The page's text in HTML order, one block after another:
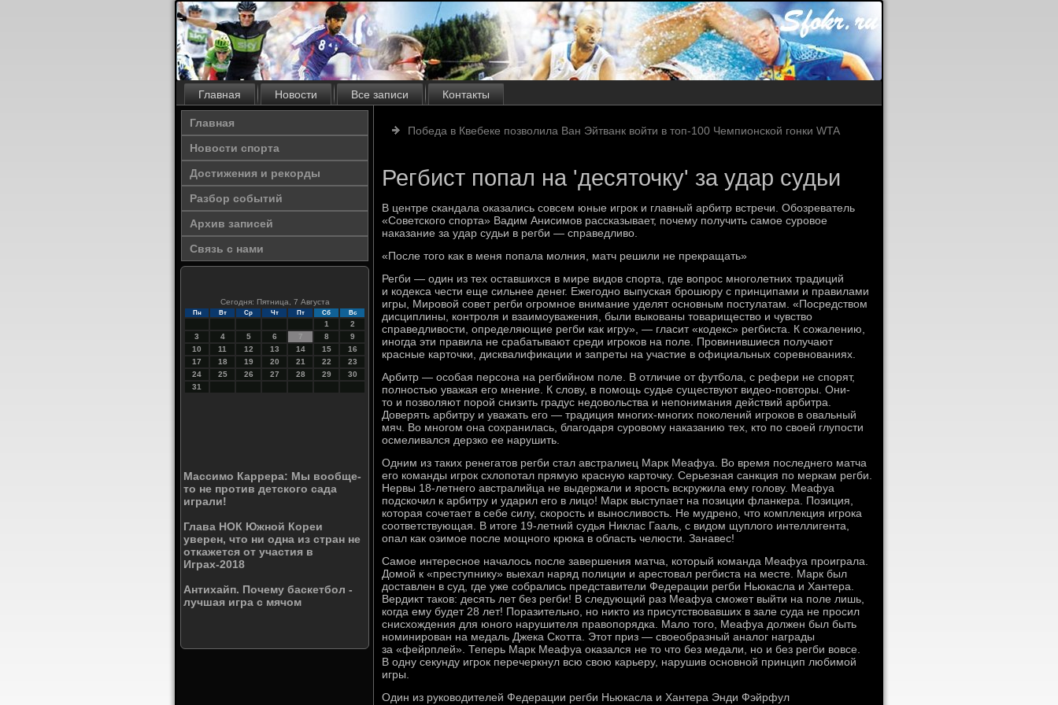
Главная Новости Все записи Контакты
Главная
Новости спорта
Достижения и рекорды
Разбор событий
Архив записей
Связь с нами
Сегодня: Пятница, 7 Августа
Пн Вт Ср Чт Пт Сб Вс
1
2
3
4 5 6 7 8
9
10
11 12 13 14 15
16
17
18 19 20 21 22
23
24
25 26 27 28 29
30
31
Массимо Каррера: Мы вообще-
то не против детского сада
играли!
Глава НОК Южной Кореи
уверен, что ни одна из стран не
откажется от участия в
Играх-2018
Антихайп. Почему баскетбол -
лучшая игра с мячом
Победа в Квебеке позволила Ван Эйтванк войти в топ-100 Чемпионской гонки WTA
Регбист попал на 'десяточку' за удар судьи
В центре скандала оказались совсем юные игрок и главный арбитр встречи. Обозреватель
«Советского спорта» Вадим Анисимов рассказывает, почему получить самое суровое
наказание за удар судьи в регби — справедливо.
«После того как в меня попала молния, матч решили не прекращать»
Регби — один из тех оставшихся в мире видов спорта, где вопрос многолетних традиций
и кодекса чести еще сильнее денег. Ежегодно выпуская брошюру с принципами и правилами
игры, Мировой совет регби огромное внимание уделят основным постулатам. «Посредством
дисциплины, контроля и взаимоуважения, были выкованы товарищество и чувство
справедливости, определяющие регби как игру», — гласит «кодекс» регбиста. К сожалению,
иногда эти правила не срабатывают среди игроков на поле. Провинившиеся получают
красные карточки, дисквалификации и запреты на участие в официальных соревнованиях.
Арбитр — особая персона на регбийном поле. В отличие от футбола, с рефери не спорят,
полностью уважая его мнение. К слову, в помощь судье существуют видео-повторы. Они-
то и позволяют порой снизить градус недовольства и непонимания действий арбитра.
Доверять арбитру и уважать его — традиция многих-многих поколений игроков в овальный
мяч. Во многом она сохранилась, благодаря суровому наказанию тех, кто по своей глупости
осмеливался дерзко ее нарушить.
Одним из таких ренегатов регби стал австралиец Марк Меафуа. Во время последнего матча
его команды игрок схлопотал прямую красную карточку. Серьезная санкция по меркам регби.
Нервы 18-летнего австралийца не выдержали и ярость вскружила ему голову. Меафуа
подскочил к арбитру и ударил его в лицо! Марк выступает на позиции фланкера. Позиция,
которая сочетает в себе силу, скорость и выносливость. Не мудрено, что комплекция игрока
соответствующая. В итоге 19-летний судья Никлас Гааль, с видом щуплого интеллигента,
опал как озимое после мощного крюка в область челюсти. Занавес!
Самое интересное началось после завершения матча, который команда Меафуа проиграла.
Домой к «преступнику» выехал наряд полиции и арестовал регбиста на месте. Марк был
доставлен в суд, где уже собрались представители Федерации регби Ньюкасла и Хантера.
Вердикт таков: десять лет без регби! В следующий раз Меафуа сможет выйти на поле лишь,
когда ему будет 28 лет! Поразительно, но никто из присутствовавших в зале суда не просил
снисхождения для юного нарушителя правопорядка. Мало того, Меафуа должен был быть
номинирован на медаль Джека Скотта. Этот приз — своеобразный аналог награды
за «фейрплей». Теперь Марк Меафуа оказался не то что без медали, но и без регби вовсе.
В одну секунду игрок перечеркнул всю свою карьеру, нарушив основной принцип любимой
игры.
Один из руководителей Федерации регби Ньюкасла и Хантера Энди Фэйрфул